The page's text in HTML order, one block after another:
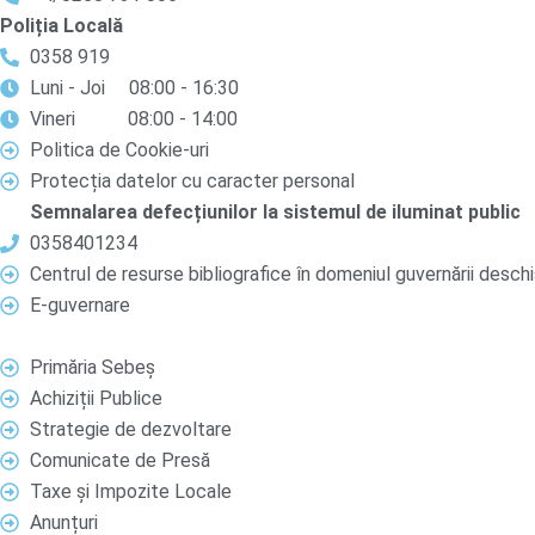
Poliția Locală
0358 919
Luni - Joi 08:00 - 16:30
Vineri 08:00 - 14:00
Politica de Cookie-uri
Protecția datelor cu caracter personal
Semnalarea defecțiunilor la sistemul de iluminat public
0358401234
Centrul de resurse bibliografice în domeniul guvernării
E-guvernare
Primăria Sebeș
Achiziții Publice
Strategie de dezvoltare
Comunicate de Presă
Taxe și Impozite Locale
Anunțuri